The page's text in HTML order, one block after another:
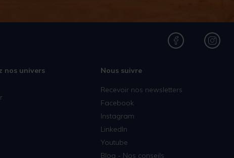
nos univers
Nous suivre
Recevoir nos newsletters
Facebook
Instagram
LinkedIn
Youtube
Blog - Nos conseils